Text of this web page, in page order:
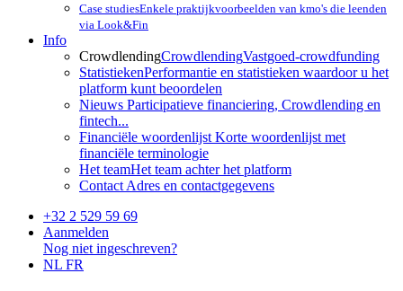
Case studiesEnkele praktijkvoorbeelden van kmo's die leenden
via Look&Fin
Info
CrowdlendingCrowdlendingVastgoed-crowdfunding
StatistiekenPerformantie en statistieken waardoor u het
platform kunt beoordelen
Nieuws Participatieve financiering, Crowdlending en
fintech...
Financiële woordenlijst Korte woordenlijst met
financiële terminologie
Het teamHet team achter het platform
Contact Adres en contactgegevens
+32 2 529 59 69
Aanmelden
Nog niet ingeschreven?
NL FR